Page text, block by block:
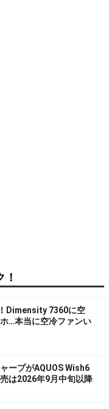
Dimensity 7360に空
…本当に空冷ファンい
ープがAQUOS Wish6
は2026年9月中旬以降